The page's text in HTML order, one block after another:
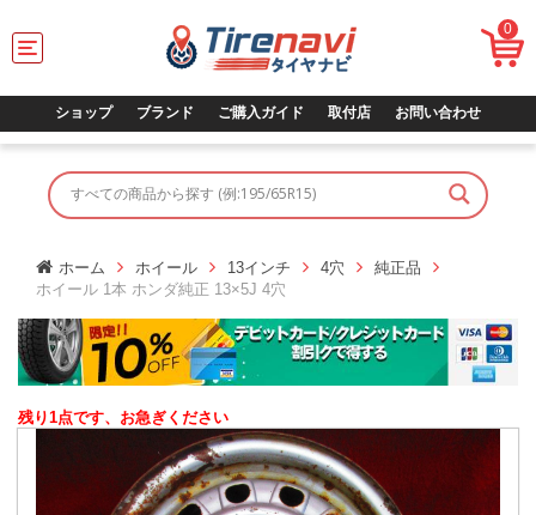
T
o
l
i
o
n
0
ショップ ブランド ご購入ガイド 取付店 お問い合わせ
ホーム ホイール 13インチ 4穴
純正品
ホイール 1本 ホンダ純正 13×5J 4穴
残り1点です、お急ぎください